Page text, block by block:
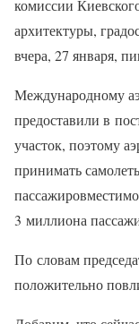
комиссии
архитектуры,
вчера, 27 января,
Международному
предоставили в
участок, поэтому
принимать
3 миллиона
По словам
положительно